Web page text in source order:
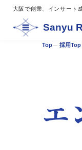
大阪で創業、インサート
Sanyu
Top 採用Top
エ